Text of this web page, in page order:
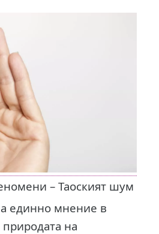
– Таоският шум
единно мнение в
на